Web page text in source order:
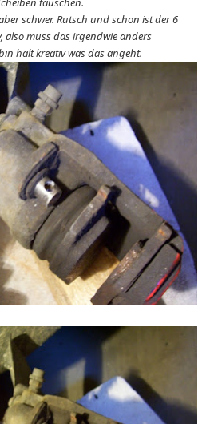
schwer. Rutsch und schon ist der 6
also muss das irgendwie anders
halt kreativ was das angeht.